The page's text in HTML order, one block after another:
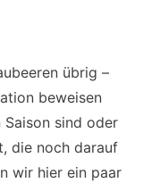
übrig –
beweisen
sind oder
die noch darauf
wir hier ein paar